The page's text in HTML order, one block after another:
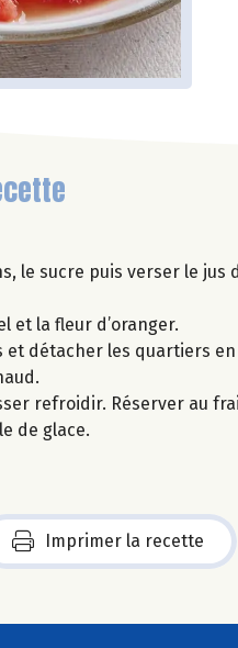
le sucre puis verser le jus
et la fleur d’oranger.
et détacher les quartiers
refroidir. Réserver au
de glace.
Imprimer la recette